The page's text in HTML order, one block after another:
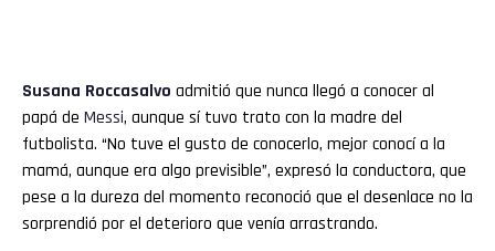
Susana Roccasalvo admitió que nunca llegó a conocer al
papá de Messi, aunque sí tuvo trato con la madre del
futbolista. “No tuve el gusto de conocerlo, mejor conocí a la
mamá, aunque era algo previsible”, expresó la conductora, que
pese a la dureza del momento reconoció que el desenlace no la
sorprendió por el deterioro que venía arrastrando.